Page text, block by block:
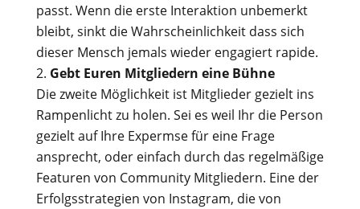
passt. Wenn die erste Interaktion unbemerkt
bleibt, sinkt die Wahrscheinlichkeit dass sich
dieser Mensch jemals wieder engagiert rapide.
Gebt Euren Mitgliedern eine Bühne
Die zweite Möglichkeit ist Mitglieder gezielt ins
Rampenlicht zu holen. Sei es weil Ihr die Person
gezielt auf Ihre Expermse für eine Frage
ansprecht, oder einfach durch das regelmäßige
Featuren von Community Mitgliedern. Eine der
Erfolgsstrategien von Instagram, die von